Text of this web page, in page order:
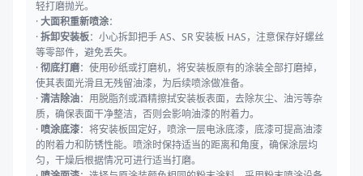
轻打磨抛光。
·大面积重新喷涂：
·拆卸安装板：小心拆卸把手 AS、SR 安装板 HAS，注意保存好螺丝
等零部件，避免丢失。
·彻底打磨：使用砂纸或打磨机，将安装板原有的涂装全部打磨掉，
使其表面光滑且无残留油漆，为后续喷涂做准备。
·清洁除油：用脱脂剂或酒精擦拭安装板表面，去除灰尘、油污等杂
质，确保表面干净整洁，否则会影响油漆的附着力。
· 喷涂底漆：将安装板固定好，喷涂一层电泳底漆，底漆可提高油漆
的附着力和防锈性能。喷涂时保持适当的距离和角度，确保涂层均
匀，干燥后根据情况可进行适当打磨。